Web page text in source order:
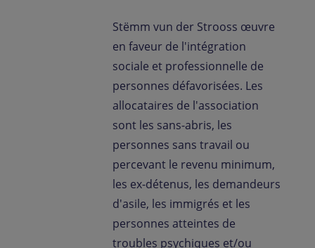
Stëmm vun der Strooss œuvre
en faveur de l'intégration
sociale et professionnelle de
personnes défavorisées. Les
allocataires de l'association
sont les sans-abris, les
personnes sans travail ou
percevant le revenu minimum,
les ex-détenus, les demandeurs
d'asile, les immigrés et les
personnes atteintes de
troubles psychiques et/ou